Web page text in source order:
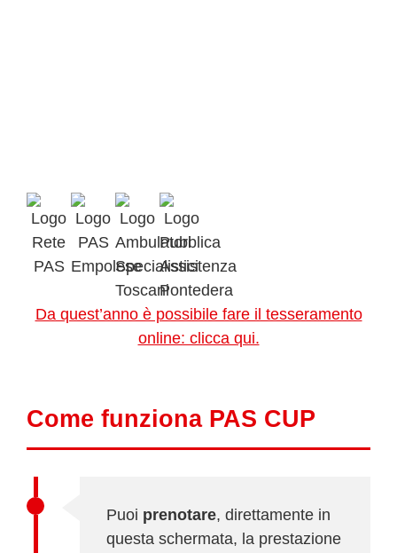
Da quest’anno è possibile fare il tesseramento
online: clicca qui.
Come funziona PAS CUP
Puoi prenotare, direttamente in
questa schermata, la prestazione